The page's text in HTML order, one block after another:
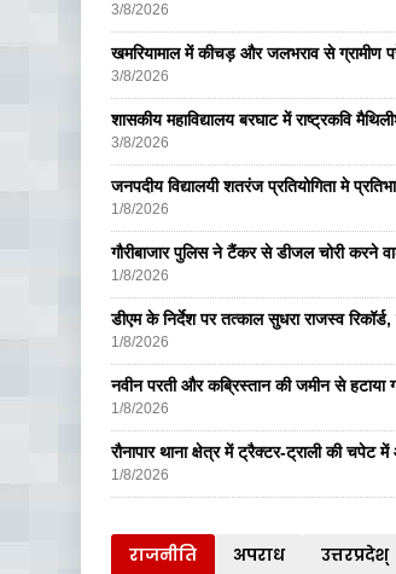
3/8/2026
खमरियामाल में कीचड़ और जलभराव से ग्रामीण
3/8/2026
शासकीय महाविद्यालय बरघाट में राष्ट्रकवि
3/8/2026
जनपदीय विद्यालयी शतरंज प्रतियोगिता मे
1/8/2026
गौरीबाजार पुलिस ने टैंकर से डीजल चोरी करने
1/8/2026
डीएम के निर्देश पर तत्काल सुधरा राजस्व रिकॉर्ड,
1/8/2026
नवीन परती और कब्रिस्तान की जमीन से
1/8/2026
रौनापार थाना क्षेत्र में ट्रैक्टर-ट्राली की चपेट
1/8/2026
राजनीति अपराध उत्तरप्रदेश्